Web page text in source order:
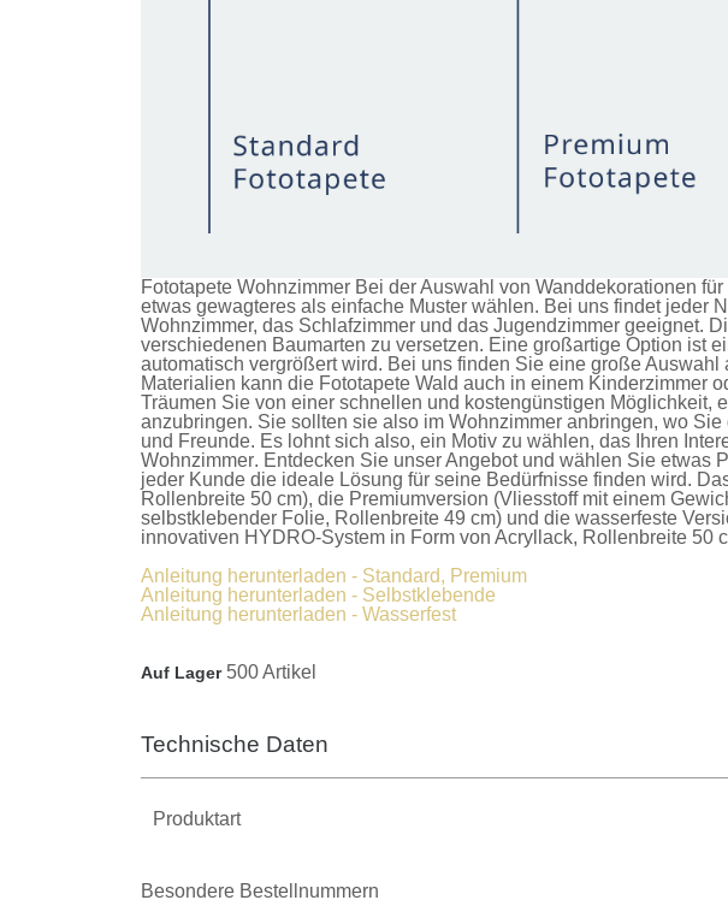
Fototapete Wohnzimmer Bei der Auswahl von Wanddekorationen
etwas gewagteres als einfache Muster wählen. Bei uns findet jeder
Wohnzimmer, das Schlafzimmer und das Jugendzimmer geeignet.
verschiedenen Baumarten zu versetzen. Eine großartige Option ist
automatisch vergrößert wird. Bei uns finden Sie eine große Auswahl
Materialien kann die Fototapete Wald auch in einem Kinderzimmer
Träumen Sie von einer schnellen und kostengünstigen Möglichkeit,
anzubringen. Sie sollten sie also im Wohnzimmer anbringen, wo
und Freunde. Es lohnt sich also, ein Motiv zu wählen, das Ihren
Wohnzimmer. Entdecken Sie unser Angebot und wählen Sie etwas
jeder Kunde die ideale Lösung für seine Bedürfnisse finden wird.
Rollenbreite 50 cm), die Premiumversion (Vliesstoff mit einem
selbstklebender Folie, Rollenbreite 49 cm) und die wasserfeste
innovativen HYDRO-System in Form von Acryllack, Rollenbreite 50
Anleitung herunterladen - Standard, Premium
Anleitung herunterladen - Selbstklebende
Anleitung herunterladen - Wasserfest
Auf Lager 500 Artikel
Technische Daten
Produktart
Besondere Bestellnummern